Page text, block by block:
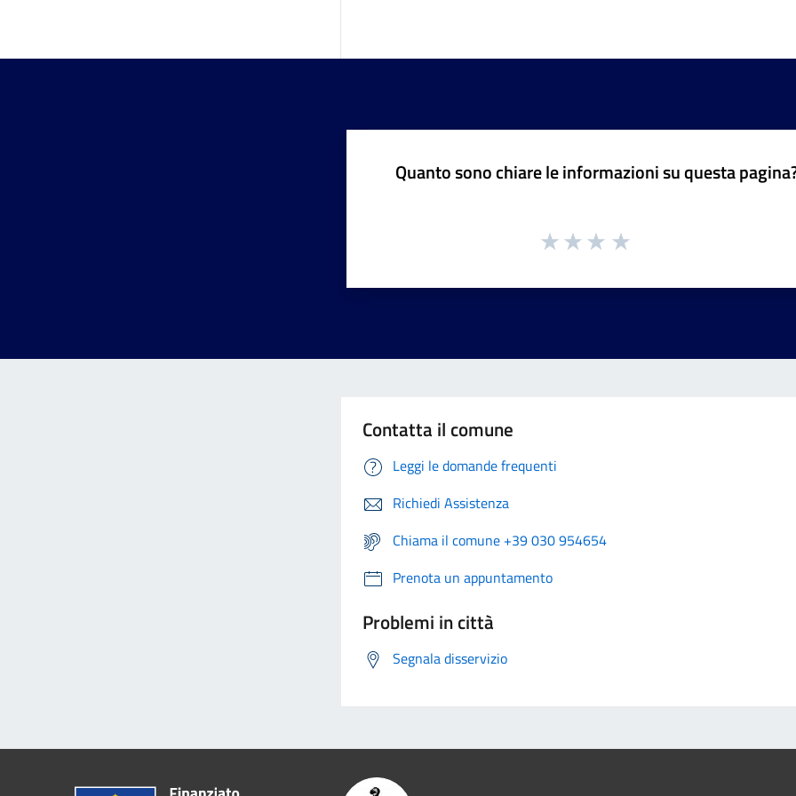
Quanto sono chiare le informazioni su questa
Contatta il comune
Leggi le domande frequenti
Richiedi Assistenza
Chiama il comune +39 030 954654
Prenota un appuntamento
Problemi in città
Segnala disservizio